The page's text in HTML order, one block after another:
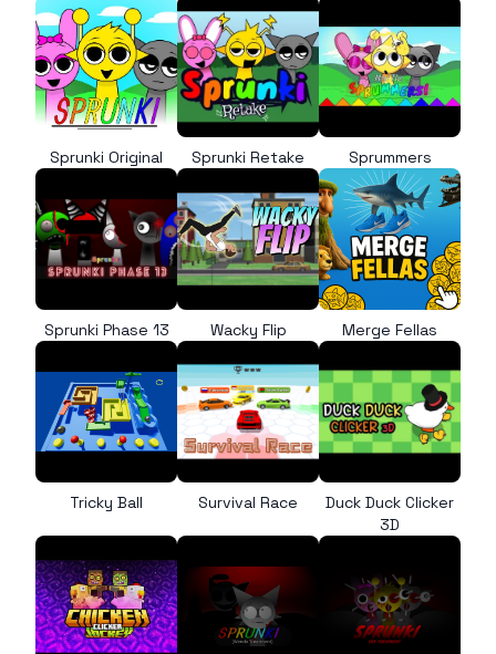
Sprunki Original Sprunki Retake Sprummers
Sprunki Phase 13 Wacky Flip Merge Fellas
Tricky Ball Survival Race
Duck Duck Clicker
3D